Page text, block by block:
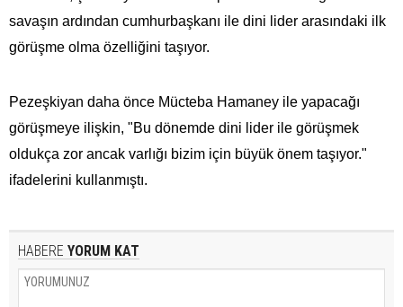
savaşın ardından cumhurbaşkanı ile dini lider arasındaki ilk
görüşme olma özelliğini taşıyor.
Pezeşkiyan daha önce Mücteba Hamaney ile yapacağı
görüşmeye ilişkin, "Bu dönemde dini lider ile görüşmek
oldukça zor ancak varlığı bizim için büyük önem taşıyor."
ifadelerini kullanmıştı.
HABERE YORUM KAT